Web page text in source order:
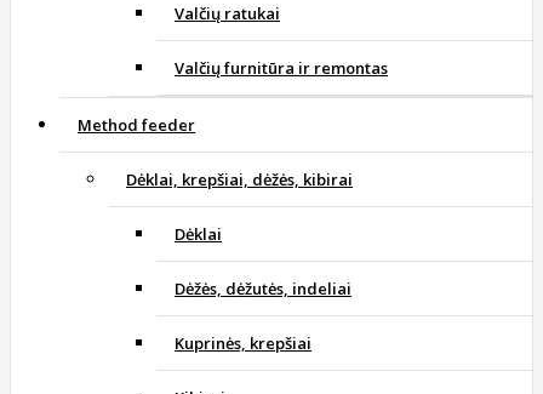
Valčių ratukai
Valčių furnitūra ir remontas
Method feeder
Dėklai, krepšiai, dėžės, kibirai
Dėklai
Dėžės, dėžutės, indeliai
Kuprinės, krepšiai